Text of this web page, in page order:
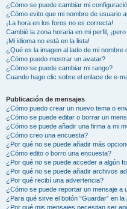
¿Cómo se puede cambiar mi
¿Cómo evito que mi nombre de usuario
¡La hora en los foros no es correcta!
Cambié la zona horaria en mi perfil,
¡Mi idioma no está en la lista!
¿Qué es la imagen al lado de mi nombre
¿Cómo puedo mostrar un avatar?
¿Cómo se puede cambiar mi rango?
Cuando hago clic sobre el enlace de e-
Publicación de mensajes
¿Cómo puedo crear un nuevo tema o
¿Cómo se puede editar o borrar un
¿Cómo se puede añadir una firma a mi
¿Cómo creo una encuesta?
¿Por qué no se puede añadir más
¿Cómo edito o borro una encuesta?
¿Por qué no se puede acceder a algún
¿Por qué no se puede añadir archivos
¿Por qué recibí una advertencia?
¿Cómo se puede reportar un mensaje a
¿Para qué sirve el botón “Guardar” en
¿Por qué mis mensajes necesitan ser